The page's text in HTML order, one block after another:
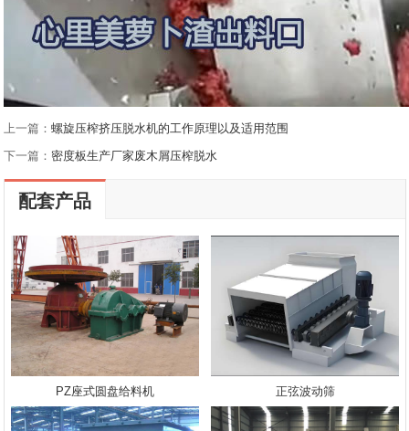
上一篇：螺旋压榨挤压脱水机的工作原理以及适用范围
下一篇： 密度板生产厂家废木屑压榨脱水
配套产品
PZ座式圆盘给料机 正弦波动筛